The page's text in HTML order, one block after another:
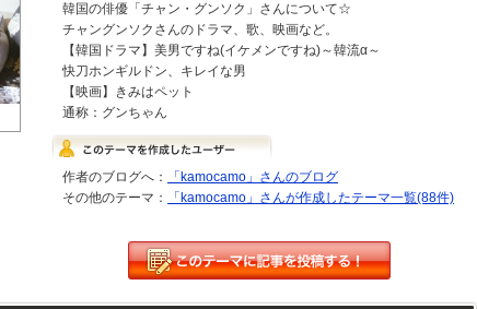
韓国の俳優「チャン・グンソク」さんについて☆
チャングンソクさんのドラマ、歌、映画など。
【韓国ドラマ】美男ですね(イケメンですね)～韓流α～
快刀ホンギルドン、キレイな男
【映画】きみはペット
通称：グンちゃん
作者のブログへ：
「kamocamo」さんのブログ
その他のテーマ：
「kamocamo」さんが作成したテーマ一覧(88件)